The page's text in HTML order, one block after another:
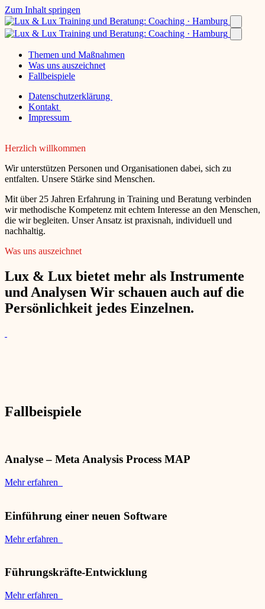
Zum Inhalt springen
Themen und Maßnahmen
Was uns auszeichnet
Fallbeispiele
Datenschutzerklärung
Kontakt
Impressum
Herzlich willkommen
Wir unterstützen Personen und Organisationen dabei, sich zu
entfalten. Unsere Stärke sind Menschen.
Mit über 25 Jahren Erfahrung in Training und Beratung verbinden
wir methodische Kompetenz mit echtem Interesse an den Menschen,
die wir begleiten. Unser Ansatz ist praxisnah, individuell und
nachhaltig.
Was uns auszeichnet
Lux & Lux bietet mehr als Instrumente
und Analysen Wir schauen auch auf die
Persönlichkeit jedes Einzelnen.
Fallbeispiele
Analyse – Meta Analysis Process MAP
Mehr erfahren
Einführung einer neuen Software
Mehr erfahren
Führungskräfte-Entwicklung
Mehr erfahren